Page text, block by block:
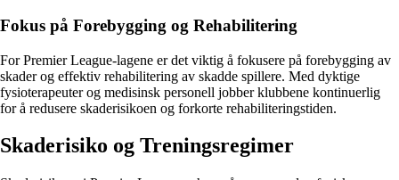
Fokus på Forebygging og Rehabilitering
For Premier League-lagene er det viktig å fokusere på forebygging av
skader og effektiv rehabilitering av skadde spillere. Med dyktige
fysioterapeuter og medisinsk personell jobber klubbene kontinuerlig
for å redusere skaderisikoen og forkorte rehabiliteringstiden.
Skaderisiko og Treningsregimer